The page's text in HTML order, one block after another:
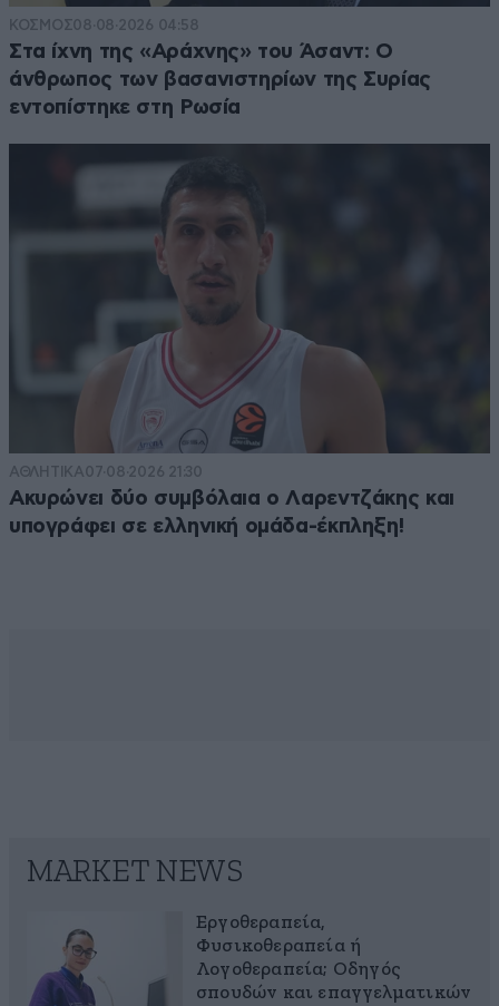
ΚΟΣΜΟΣ08·08·2026 04:58
Στα ίχνη της «Αράχνης» του Άσαντ: Ο
άνθρωπος των βασανιστηρίων της Συρίας
εντοπίστηκε στη Ρωσία
ΑΘΛΗΤΙΚΑ07·08·2026 21:30
Ακυρώνει δύο συμβόλαια ο Λαρεντζάκης και
υπογράφει σε ελληνική ομάδα-έκπληξη!
MARKET NEWS
Εργοθεραπεία,
Φυσικοθεραπεία ή
Λογοθεραπεία; Οδηγός
σπουδών και επαγγελματικών